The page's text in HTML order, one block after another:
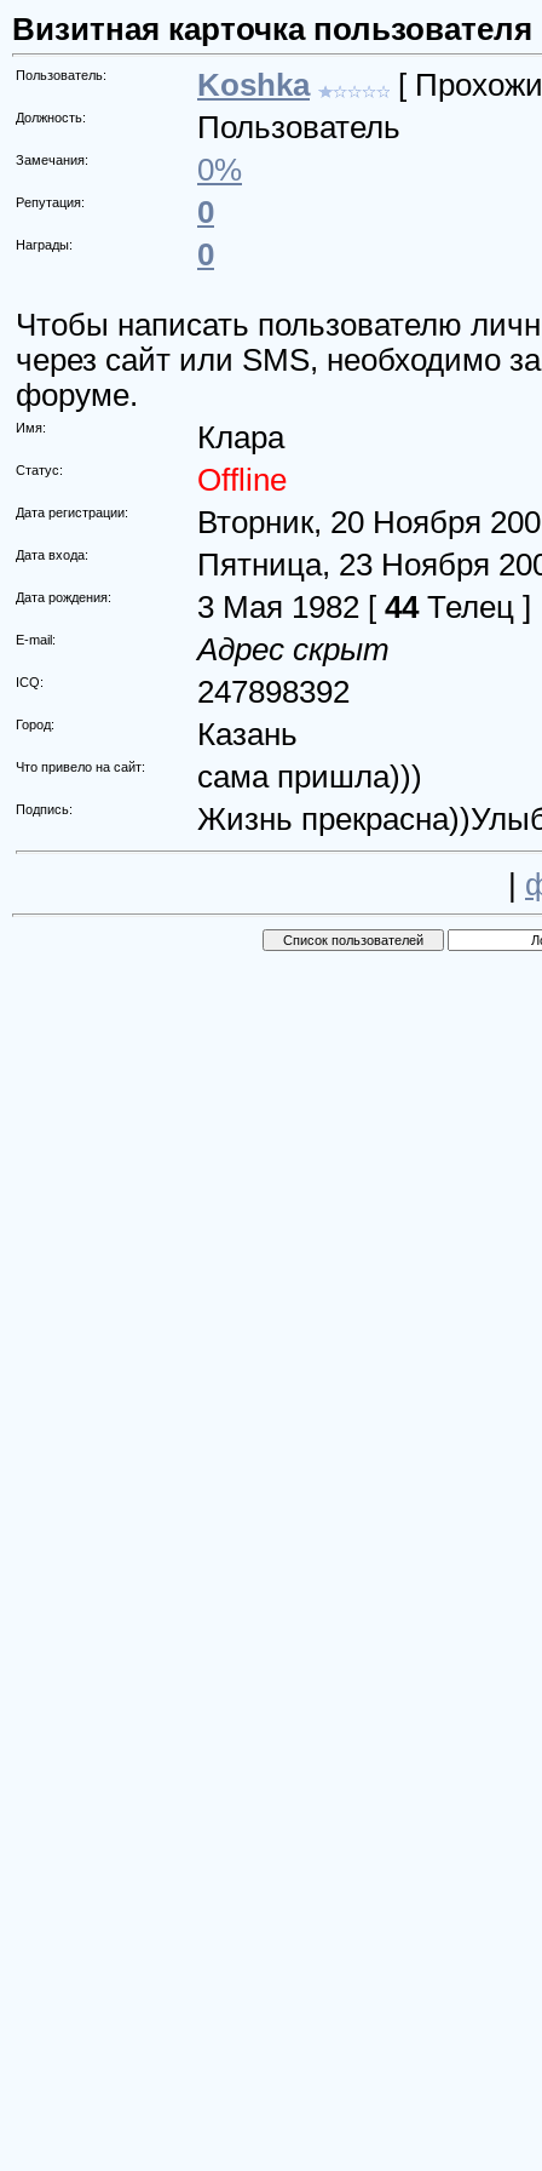
Визитная карточка
Пользователь: Koshka [
Должность: Пользователь
Замечания: 0%
Репутация: 0
Награды: 0
Чтобы написать пользователю
через сайт или SMS, необходимо
форуме.
Имя: Клара
Статус: Offline
Дата регистрации: Вторник, 20 Ноября
Дата входа: Пятница, 23 Ноября
Дата рождения: 3 Мая 1982 [ 44Телец ]
E-mail: Адрес скрыт
ICQ: 247898392
Город: Казань
Что привело на сайт: сама пришла)))
Подпись:
Жизнь